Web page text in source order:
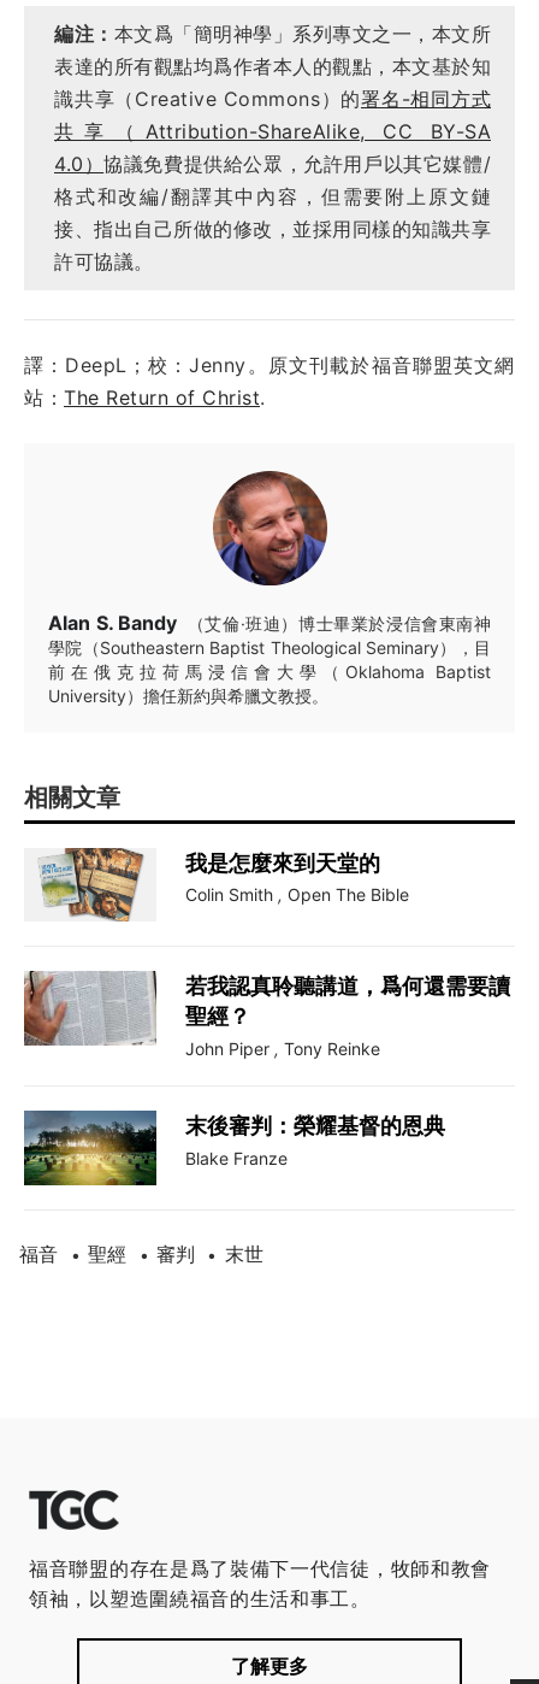
編注： 本文爲「簡明神學」系列專文之一，本文所
表達的所有觀點均爲作者本人的觀點，本文基於知
識共享（Creative Commons）的署名-相同方式
共享（Attribution-ShareAlike, CC BY-SA
4.0）協議免費提供給公眾，允許用戶以其它媒體/
格式和改編/翻譯其中內容，但需要附上原文鏈
接、指出自己所做的修改，並採用同樣的知識共享
許可協議。
譯：DeepL；校：Jenny。原文刊載於福音聯盟英文網
站： The Return of Christ.
Alan S. Bandy
（艾倫·班迪）博士畢業於浸信會東南神
學院（Southeastern Baptist Theological Seminary），目
前在俄克拉荷馬浸信會大學（Oklahoma Baptist
University）擔任新約與希臘文教授。
相關文章
我是怎麼來到天堂的
Colin Smith , Open The Bible
若我認真聆聽講道，爲何還需要讀
聖經？
John Piper , Tony Reinke
末後審判：榮耀基督的恩典
Blake Franze
福音 • 聖經 • 審判 • 末世
福音聯盟的存在是爲了裝備下一代信徒，牧師和教會
領袖，以塑造圍繞福音的生活和事工。
了解更多